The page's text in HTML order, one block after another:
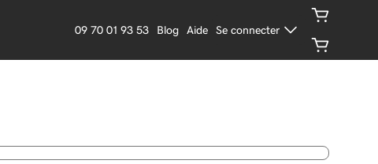
09 70 01 93 53 Blog Aide Se connecter